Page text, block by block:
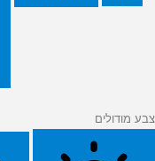
צבע מודולים